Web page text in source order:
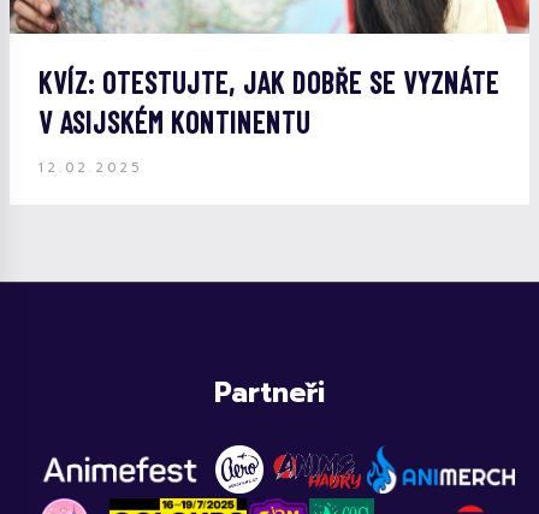
KVÍZ: OTESTUJTE, JAK DOBŘE SE VYZNÁTE
V ASIJSKÉM KONTINENTU
12.02.2025
Partneři